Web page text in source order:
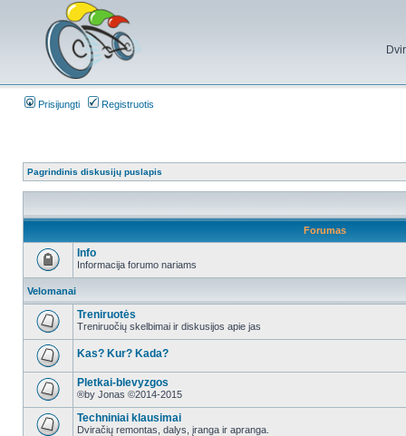
Prisijungti Registruotis
Pagrindinis diskusijų puslapis
Forumas
Info
Informacija forumo nariams
Velomanai
Treniruotės
Treniruočių skelbimai ir diskusijos apie jas
Kas? Kur? Kada?
Pletkai-blevyzgos
®by Jonas ©2014-2015
Techniniai klausimai
Dviračių remontas, dalys, įranga ir apranga.